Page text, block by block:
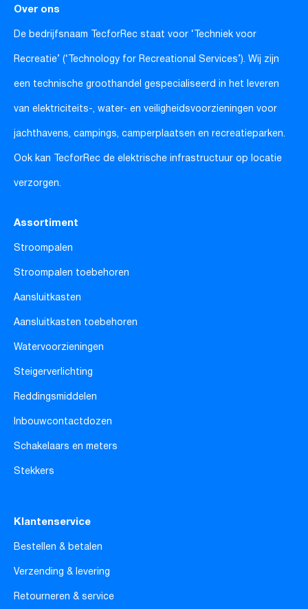
Over ons
De bedrijfsnaam TecforRec staat voor ‘Techniek voor
Recreatie’ (‘Technology for Recreational Services’). Wij zijn
een technische groothandel gespecialiseerd in het leveren
van elektriciteits-, water- en veiligheidsvoorzieningen voor
jachthavens, campings, camperplaatsen en recreatieparken.
Ook kan TecforRec de elektrische infrastructuur op locatie
verzorgen.
Assortiment
Stroompalen
Stroompalen toebehoren
Aansluitkasten
Aansluitkasten toebehoren
Watervoorzieningen
Steigerverlichting
Reddingsmiddelen
Inbouwcontactdozen
Schakelaars en meters
Stekkers
Klantenservice
Bestellen & betalen
Verzending & levering
Retourneren & service